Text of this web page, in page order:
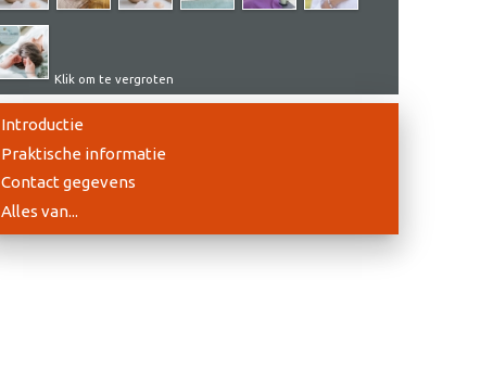
Klik om te vergroten
Introductie
Praktische informatie
Contact gegevens
Alles van...